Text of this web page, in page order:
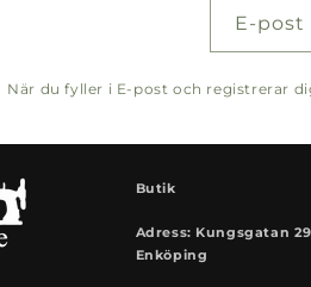
E-post
När du fyller i E-post och registrerar
Butik
Adress: Kungsgatan
Enköping